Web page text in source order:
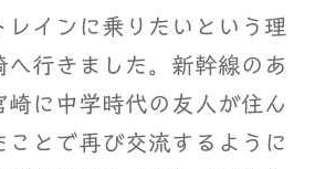
インに乗りたいという理
へ行きました。新幹線のあ
に中学時代の友人が住ん
とで再び交流するように